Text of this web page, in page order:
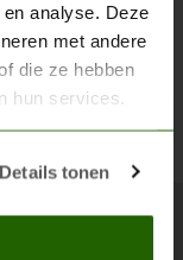
analyse. Deze
met andere
die ze hebben
hun services.
Details tonen
acties